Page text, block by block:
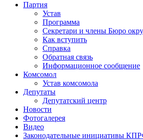
Партия
Устав
Программа
Секретари и члены Бюро
Как вступить
Справка
Обратная связь
Информационное сообщение
Комсомол
Устав комсомола
Депутаты
Депутатский центр
Новости
Фотогалерея
Видео
Законодательные инициативы